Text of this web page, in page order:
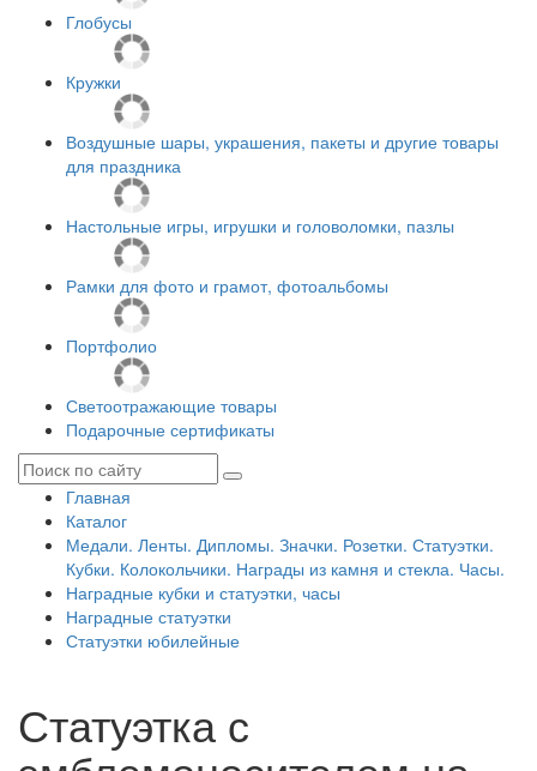
Глобусы
Кружки
Воздушные шары, украшения, пакеты и другие товары
для праздника
Настольные игры, игрушки и головоломки, пазлы
Рамки для фото и грамот, фотоальбомы
Портфолио
Светоотражающие товары
Подарочные сертификаты
Главная
Каталог
Медали. Ленты. Дипломы. Значки. Розетки. Статуэтки.
Кубки. Колокольчики. Награды из камня и стекла. Часы.
Наградные кубки и статуэтки, часы
Наградные статуэтки
Статуэтки юбилейные
Статуэтка с